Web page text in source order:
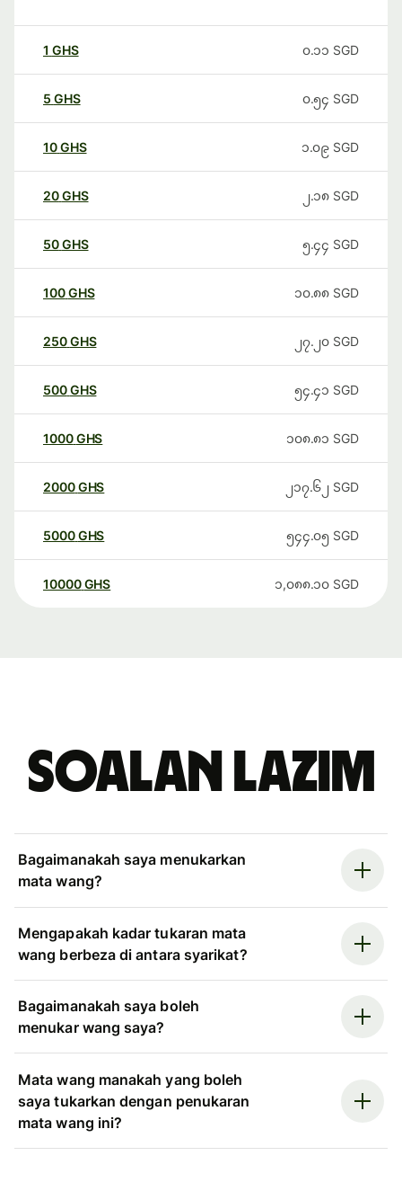
1 GHS ၀.၁၁ SGD
5 GHS ၀.၅၄ SGD
10GHS ၁.၀၉ SGD
20GHS ၂.၁၈ SGD
50GHS ၅.၄၄ SGD
100GHS ၁၀.၈၈ SGD
250GHS ၂၇.၂၀ SGD
500GHS ၅၄.၄၁ SGD
1000GHS ၁၀၈.၈၁ SGD
2000GHS ၂၁၇.၆၂ SGD
5000GHS ၅၄၄.၀၅ SGD
10000 GHS ၁,၀၈၈.၁၀ SGD
Soalan Lazim
Bagaimanakah saya menukarkan
mata wang?
Mengapakah kadar tukaran mata
wang berbeza di antara syarikat?
Bagaimanakah saya boleh
menukar wang saya?
Mata wang manakah yang boleh
saya tukarkan dengan penukaran
mata wang ini?